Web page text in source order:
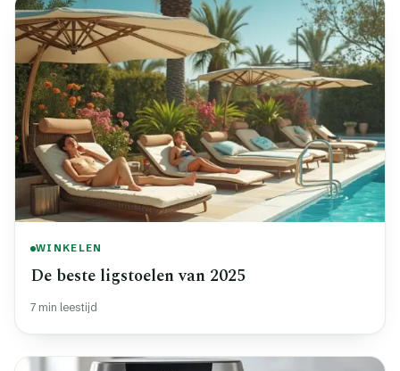
WINKELEN
De beste ligstoelen van 2025
7 min leestijd